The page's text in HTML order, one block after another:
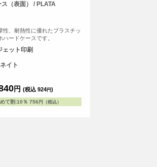
（表面） / PLATA
性、耐熱性に優れたプラスチッ
ハードケースです。
ェット印刷
イト
円 (税込 924円)
て割:10％ 756 円（税込）